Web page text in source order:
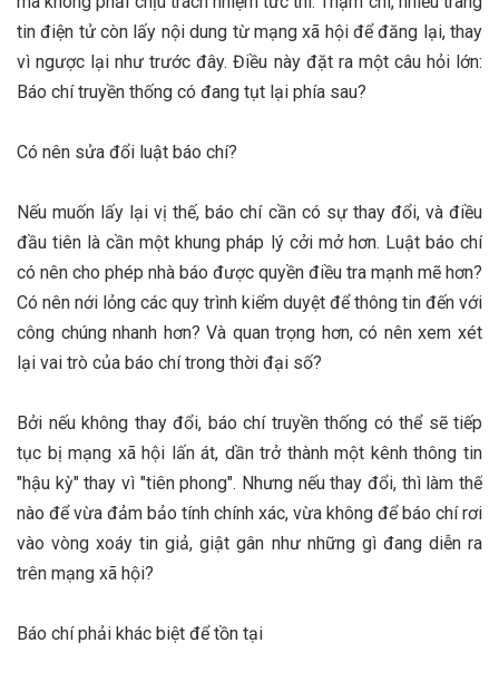
tin điện tử còn lấy nội dung từ mạng xã hội để đăng lại, thay
vì ngược lại như trước đây. Điều này đặt ra một câu hỏi lớn:
Báo chí truyền thống có đang tụt lại phía sau?
Có nên sửa đổi luật báo chí?
Nếu muốn lấy lại vị thế, báo chí cần có sự thay đổi, và điều
đầu tiên là cần một khung pháp lý cởi mở hơn. Luật báo chí
có nên cho phép nhà báo được quyền điều tra mạnh mẽ hơn?
Có nên nới lỏng các quy trình kiểm duyệt để thông tin đến với
công chúng nhanh hơn? Và quan trọng hơn, có nên xem xét
lại vai trò của báo chí trong thời đại số?
Bởi nếu không thay đổi, báo chí truyền thống có thể sẽ tiếp
tục bị mạng xã hội lấn át, dần trở thành một kênh thông tin
"hậu kỳ" thay vì "tiên phong". Nhưng nếu thay đổi, thì làm thế
nào để vừa đảm bảo tính chính xác, vừa không để báo chí rơi
vào vòng xoáy tin giả, giật gân như những gì đang diễn ra
trên mạng xã hội?
Báo chí phải khác biệt để tồn tại